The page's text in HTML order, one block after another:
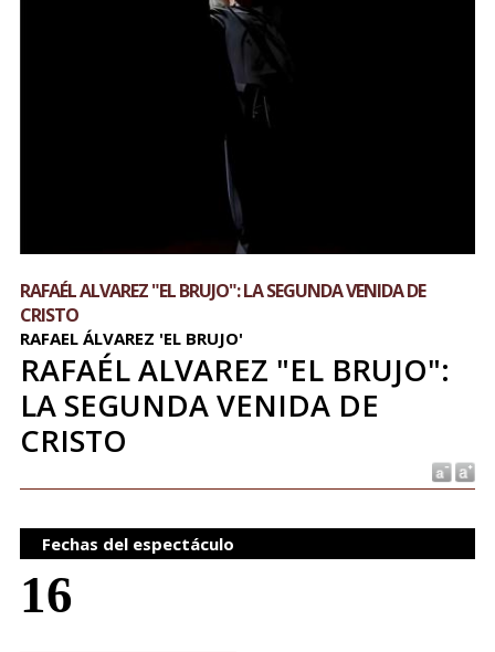
RAFAÉL ALVAREZ "EL BRUJO": LA SEGUNDA VENIDA DE
CRISTO
RAFAEL ÁLVAREZ 'EL BRUJO'
RAFAÉL ALVAREZ "EL BRUJO":
LA SEGUNDA VENIDA DE
CRISTO
Fechas del espectáculo
16